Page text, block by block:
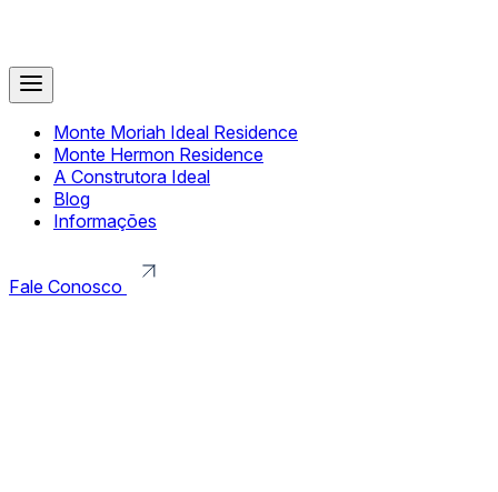
Monte Moriah Ideal Residence
Monte Hermon Residence
A Construtora Ideal
Blog
Informações
Fale Conosco